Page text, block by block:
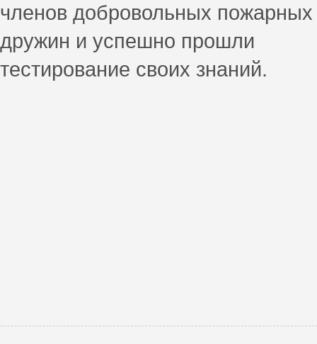
членов добровольных пожарных
дружин и успешно прошли
тестирование своих знаний.